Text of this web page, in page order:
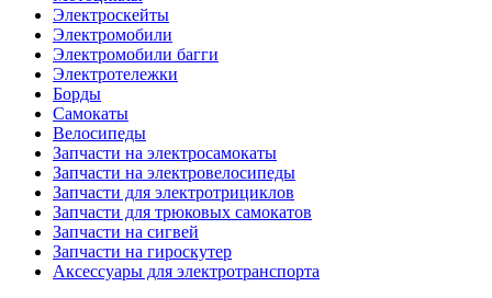
Электроскейты
Электромобили
Электромобили багги
Электротележки
Борды
Самокаты
Велосипеды
Запчасти на электросамокаты
Запчасти на электровелосипеды
Запчасти для электротрициклов
Запчасти для трюковых самокатов
Запчасти на сигвей
Запчасти на гироскутер
Аксессуары для электротранспорта